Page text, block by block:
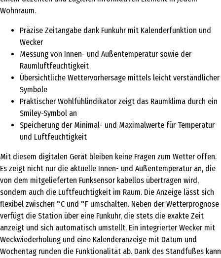
Wohnraum.
Präzise Zeitangabe dank Funkuhr mit Kalenderfunktion und
Wecker
Messung von Innen- und Außentemperatur sowie der
Raumluftfeuchtigkeit
Übersichtliche Wettervorhersage mittels leicht verständlicher
Symbole
Praktischer Wohlfühlindikator zeigt das Raumklima durch ein
Smiley-Symbol an
Speicherung der Minimal- und Maximalwerte für Temperatur
und Luftfeuchtigkeit
Mit diesem digitalen Gerät bleiben keine Fragen zum Wetter offen.
Es zeigt nicht nur die aktuelle Innen- und Außentemperatur an, die
von dem mitgelieferten Funksensor kabellos übertragen wird,
sondern auch die Luftfeuchtigkeit im Raum. Die Anzeige lässt sich
flexibel zwischen °C und °F umschalten. Neben der Wetterprognose
verfügt die Station über eine Funkuhr, die stets die exakte Zeit
anzeigt und sich automatisch umstellt. Ein integrierter Wecker mit
Weckwiederholung und eine Kalenderanzeige mit Datum und
Wochentag runden die Funktionalität ab. Dank des Standfußes kann